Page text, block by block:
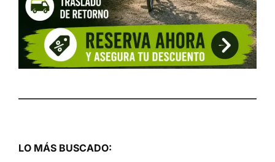
LO MÁS BUSCADO: